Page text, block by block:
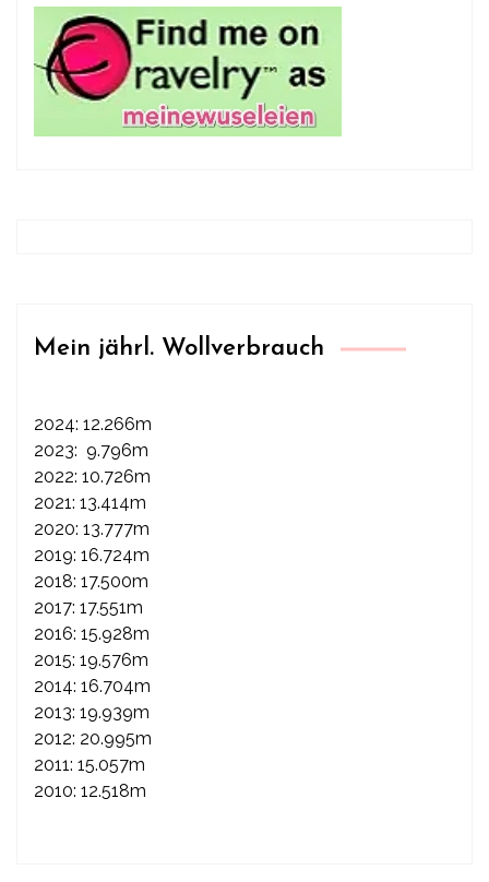
Mein jährl. Wollverbrauch
2024: 12.266m
2023: 9.796m
2022: 10.726m
2021: 13.414m
2020: 13.777m
2019: 16.724m
2018: 17.500m
2017: 17.551m
2016: 15.928m
2015: 19.576m
2014: 16.704m
2013: 19.939m
2012: 20.995m
2011: 15.057m
2010: 12.518m